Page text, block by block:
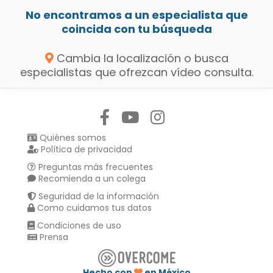
No encontramos a un especialista que
coincida con tu búsqueda
Cambia la localización o busca
especialistas que ofrezcan vídeo consulta.
Quiénes somos
Política de privacidad
Preguntas más frecuentes
Recomienda a un colega
Seguridad de la información
Como cuidamos tus datos
Condiciones de uso
Prensa